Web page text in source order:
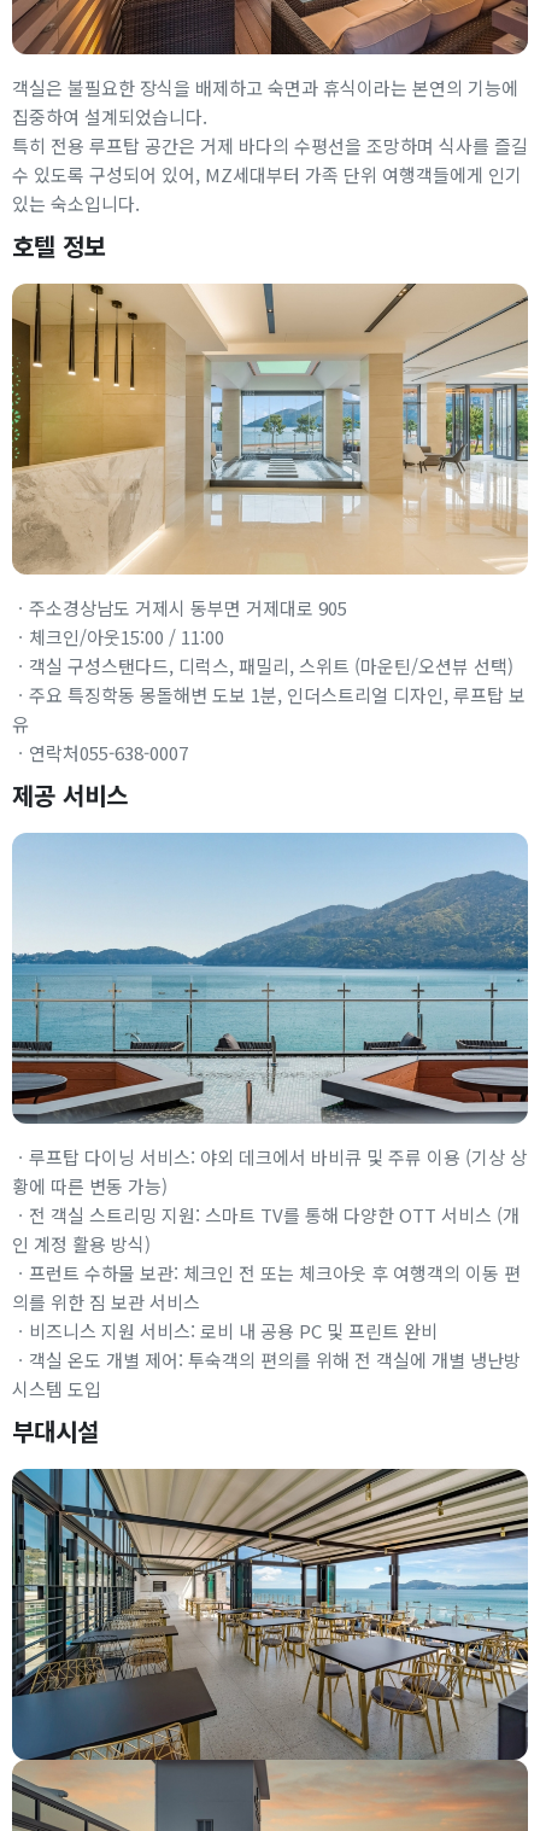
객실은 불필요한 장식을 배제하고 숙면과 휴식이라는 본연의 기능에
집중하여 설계되었습니다.
특히 전용 루프탑 공간은 거제 바다의 수평선을 조망하며 식사를 즐길
수 있도록 구성되어 있어, MZ세대부터 가족 단위 여행객들에게 인기
있는 숙소입니다.
호텔 정보
ㆍ주소경상남도 거제시 동부면 거제대로 905
ㆍ체크인/아웃15:00 / 11:00
ㆍ객실 구성스탠다드, 디럭스, 패밀리, 스위트 (마운틴/오션뷰 선택)
ㆍ주요 특징학동 몽돌해변 도보 1분, 인더스트리얼 디자인, 루프탑 보
유
ㆍ연락처055-638-0007
제공 서비스
ㆍ루프탑 다이닝 서비스: 야외 데크에서 바비큐 및 주류 이용 (기상 상
황에 따른 변동 가능)
ㆍ전 객실 스트리밍 지원: 스마트 TV를 통해 다양한 OTT 서비스 (개
인 계정 활용 방식)
ㆍ프런트 수하물 보관: 체크인 전 또는 체크아웃 후 여행객의 이동 편
의를 위한 짐 보관 서비스
ㆍ비즈니스 지원 서비스: 로비 내 공용 PC 및 프린트 완비
ㆍ객실 온도 개별 제어: 투숙객의 편의를 위해 전 객실에 개별 냉난방
시스템 도입
부대시설